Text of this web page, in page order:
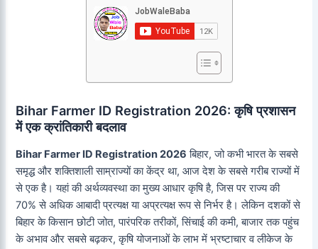
Bihar Farmer ID Registration 2026: कृषि प्रशासन
में एक क्रांतिकारी बदलाव
Bihar Farmer ID Registration 2026 बिहार, जो कभी भारत के सबसे
समृद्ध और शक्तिशाली साम्राज्यों का केंद्र था, आज देश के सबसे गरीब राज्यों में
से एक है। यहां की अर्थव्यवस्था का मुख्य आधार कृषि है, जिस पर राज्य की
70% से अधिक आबादी प्रत्यक्ष या अप्रत्यक्ष रूप से निर्भर है। लेकिन दशकों से
बिहार के किसान छोटी जोत, पारंपरिक तरीकों, सिंचाई की कमी, बाजार तक पहुंच
के अभाव और सबसे बढ़कर, कृषि योजनाओं के लाभ में भ्रष्टाचार व लीकेज के